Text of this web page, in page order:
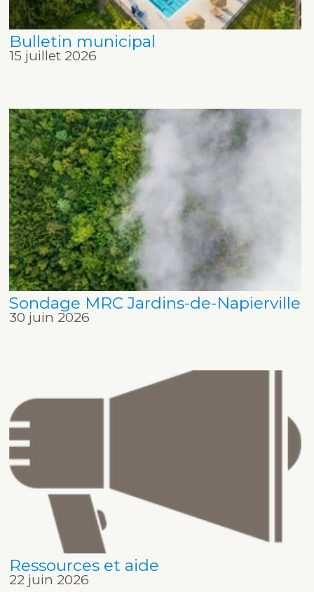
Bulletin municipal
15 juillet 2026
Sondage MRC Jardins-de-Napierville
30 juin 2026
Ressources et aide
22 juin 2026